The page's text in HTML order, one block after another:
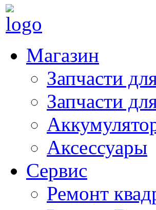
Магазин
Запчасти
Запчасти
Аксессуары
Сервис
Ремонт